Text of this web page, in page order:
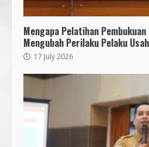
Mengapa Pelatihan
Mengubah Perilaku Pelaku
17 July 2026